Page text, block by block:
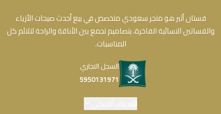
فستان أثير هو متجر سعودي متخصص في بيع أحدث صيحات الأزياء
والفساتين النسائية الفاخرة، بتصاميم تجمع بين الأناقة والراحة لتلائم كل
المناسبات.
السجل التجاري
5950131971